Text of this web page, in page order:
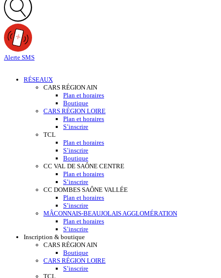
Alerte SMS
RÉSEAUX
CARS RÉGION AIN
Plan et horaires
Boutique
CARS RÉGION LOIRE
Plan et horaires
S’inscrire
TCL
Plan et horaires
S’inscrire
Boutique
CC VAL DE SAÔNE CENTRE
Plan et horaires
S’inscrire
CC DOMBES SAÔNE VALLÉE
Plan et horaires
S’inscrire
MÂCONNAIS-BEAUJOLAIS AGGLOMÉRATION
Plan et horaires
S’inscrire
Inscription & boutique
CARS RÉGION AIN
Boutique
CARS RÉGION LOIRE
S’inscrire
TCL